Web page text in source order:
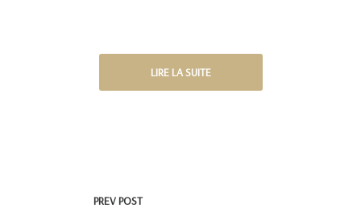
LIRE LA SUITE
PREV POST